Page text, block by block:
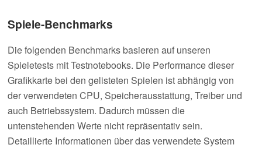
Spiele-Benchmarks
Die folgenden Benchmarks basieren auf unseren
Spieletests mit Testnotebooks. Die Performance dieser
Grafikkarte bei den gelisteten Spielen ist abhängig von
der verwendeten CPU, Speicherausstattung, Treiber und
auch Betriebssystem. Dadurch müssen die
untenstehenden Werte nicht repräsentativ sein.
Detaillierte Informationen über das verwendete System